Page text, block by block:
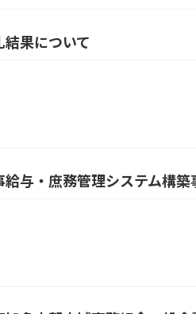
果について
与・庶務管理システム構築